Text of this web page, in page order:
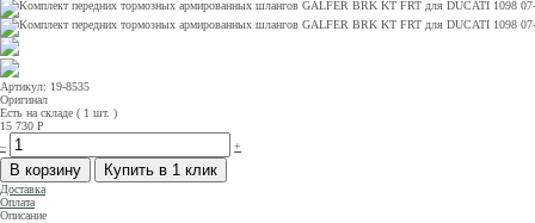
Артикул: 19-8535
Оригинал
Есть на складе ( 1 шт. )
15 730 Р
–
+
Доставка
Оплата
Описание